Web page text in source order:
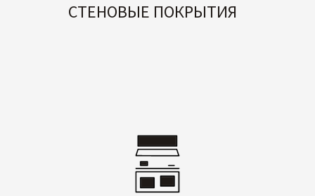
СТЕНОВЫЕ ПОКРЫТИЯ